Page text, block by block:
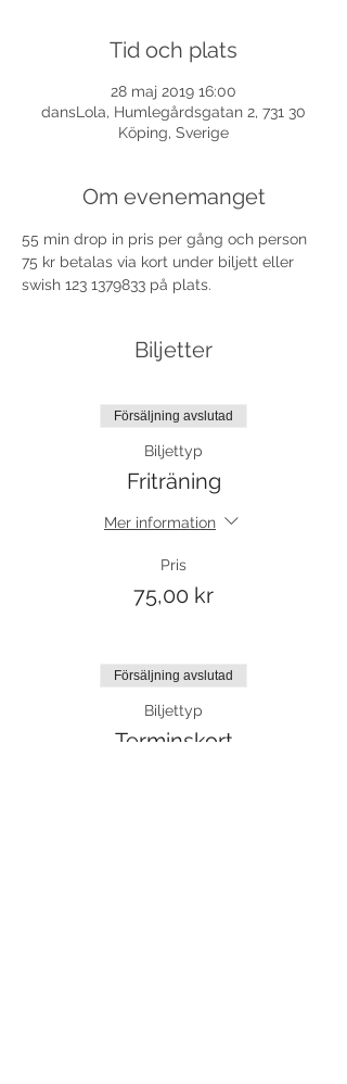
Tid och plats
28 maj 2019 16:00
dansLola, Humlegårdsgatan 2, 731 30
Köping, Sverige
Om evenemanget
55 min drop in pris per gång och person
75 kr betalas via kort under biljett eller
swish 123 1379833 på plats.
Biljetter
Försäljning avslutad
Biljettyp
Friträning
Mer information
Pris
75,00 kr
Försäljning avslutad
Biljettyp
Terminskort